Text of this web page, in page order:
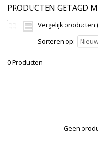
PRODUCTEN GETAGD
Vergelijk producten
Sorteren op:
0 Producten
Geen